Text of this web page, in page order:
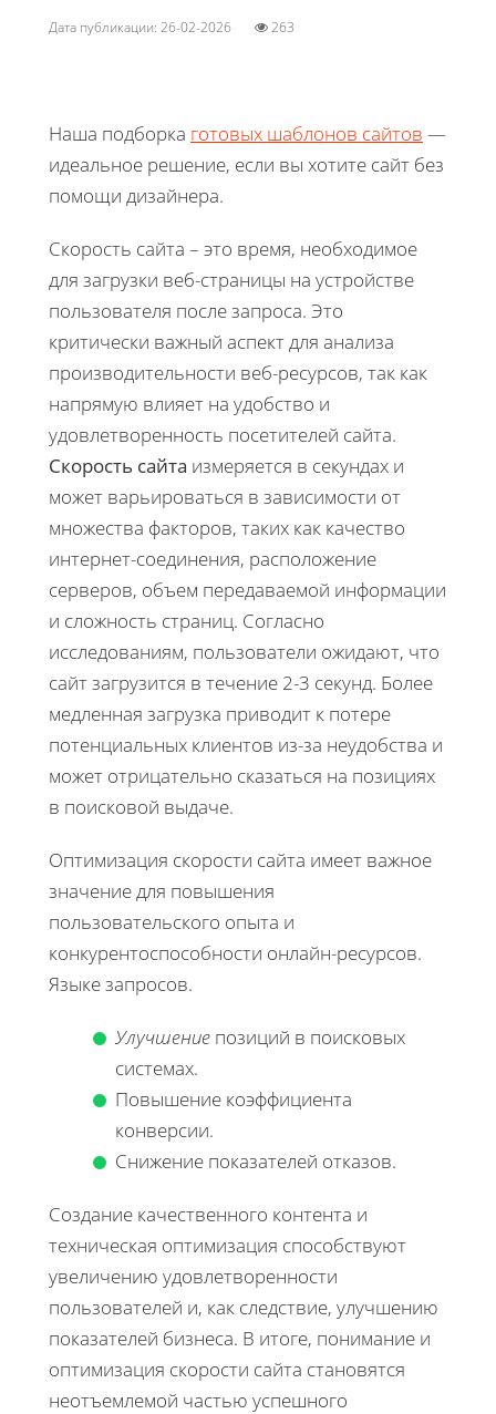
Дата публикации: 26-02-2026 263
Наша подборка готовых шаблонов сайтов —
идеальное решение, если вы хотите сайт без
помощи дизайнера.
Скорость сайта – это время, необходимое
для загрузки веб-страницы на устройстве
пользователя после запроса. Это
критически важный аспект для анализа
производительности веб-ресурсов, так как
напрямую влияет на удобство и
удовлетворенность посетителей сайта.
Скорость сайта измеряется в секундах и
может варьироваться в зависимости от
множества факторов, таких как качество
интернет-соединения, расположение
серверов, объем передаваемой информации
и сложность страниц. Согласно
исследованиям, пользователи ожидают, что
сайт загрузится в течение 2-3 секунд. Более
медленная загрузка приводит к потере
потенциальных клиентов из-за неудобства и
может отрицательно сказаться на позициях
в поисковой выдаче.
Оптимизация скорости сайта имеет важное
значение для повышения
пользовательского опыта и
конкурентоспособности онлайн-ресурсов.
Языке запросов.
Улучшение позиций в поисковых
системах.
Повышение коэффициента
конверсии.
Снижение показателей отказов.
Создание качественного контента и
техническая оптимизация способствуют
увеличению удовлетворенности
пользователей и, как следствие, улучшению
показателей бизнеса. В итоге, понимание и
оптимизация скорости сайта становятся
неотъемлемой частью успешного